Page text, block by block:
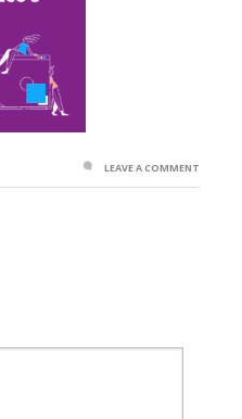
LEAVE A COMMENT